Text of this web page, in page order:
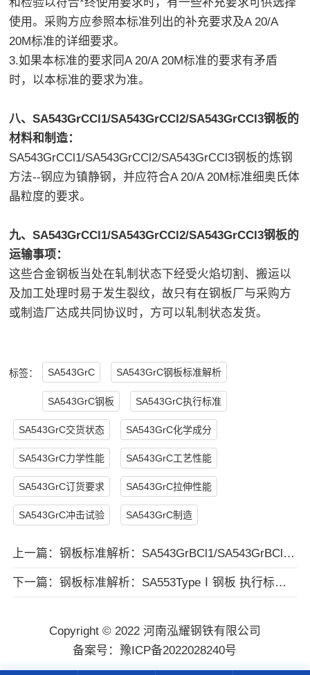
和检验以符合*终使用要求时，有一些补充要求可供选择
使用。采购方应参照本标准列出的补充要求及A 20/A
20M标准的详细要求。
3.如果本标准的要求同A 20/A 20M标准的要求有矛盾
时，以本标准的要求为准。
八、SA543GrCCl1/SA543GrCCl2/SA543GrCCl3钢板的
材料和制造：
SA543GrCCl1/SA543GrCCl2/SA543GrCCl3钢板的炼钢
方法--钢应为镇静钢，并应符合A 20/A 20M标准细奥氏体
晶粒度的要求。
九、SA543GrCCl1/SA543GrCCl2/SA543GrCCl3钢板的
运输事项：
这些合金钢板当处在轧制状态下经受火焰切割、搬运以
及加工处理时易于发生裂纹，故只有在钢板厂与采购方
或制造厂达成共同协议时，方可以轧制状态发货。
标签： SA543GrC SA543GrC钢板标准解析
SA543GrC钢板 SA543GrC执行标准
SA543GrC交货状态 SA543GrC化学成分
SA543GrC力学性能 SA543GrC工艺性能
SA543GrC订货要求 SA543GrC拉伸性能
SA543GrC冲击试验 SA543GrC制造
上一篇： 钢板标准解析：SA543GrBCl1/SA543GrBCl2/SA543GrBCl3钢板 执行标准 交货状态 化学成分 力学性能 工艺性能 订货内容 冲击试验 等
下一篇： 钢板标准解析：SA553TypeⅠ钢板 执行标准 交货状态 化学成分 力学性能 工艺性能 订货内容 冲击试验 表面质量 运输要求 等
Copyright © 2022 河南泓耀钢铁有限公司
备案号：豫ICP备2022028240号